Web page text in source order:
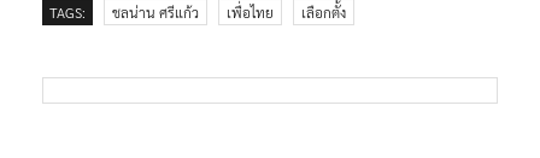
TAGS: ชลน่าน ศรีแก้ว เพื่อไทย เลือกตั้ง